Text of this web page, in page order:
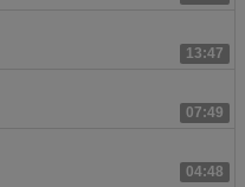
13:47
07:49
04:48